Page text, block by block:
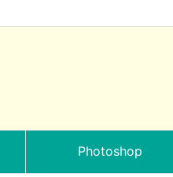
Photoshop